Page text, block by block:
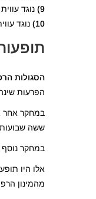
9) נוגד עווית
10) נוגד
הסגולות
הפרעות
ששה שבועות, נמצא כי
במחקר נוסף אשר בו נטלו חלק 19 משתתפים אשר
מהמינון